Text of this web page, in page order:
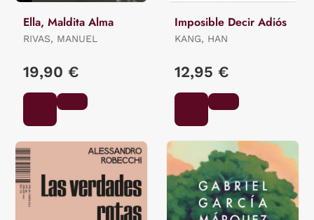
Ella, Maldita Alma
RIVAS, MANUEL
19,90 €
Imposible Decir Adiós
KANG, HAN
12,95 €